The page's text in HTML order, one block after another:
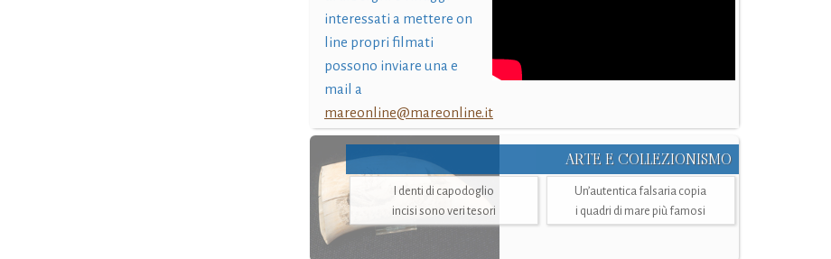
interessati a mettere on
line propri filmati
possono inviare una e
mail a
mareonline@mareonline.it
ARTE E COLLEZIONISMO
I denti di capodoglio
incisi sono veri tesori
Un’autentica falsaria copia
i quadri di mare più famosi